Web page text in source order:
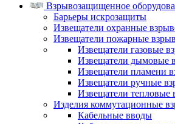
Взрывозащищенное
Барьеры искрозащиты
Извещатели охранные
Извещатели пожарные
Извещатели газовые
Извещатели дымовые
Извещатели пламени
Извещатели ручные
Извещатели
Изделия коммутационные
Кабельные вводы